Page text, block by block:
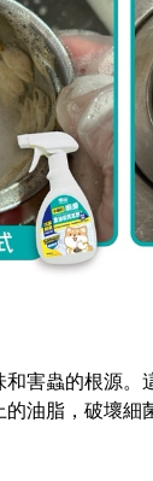
害蟲的根源
油脂，破壞細